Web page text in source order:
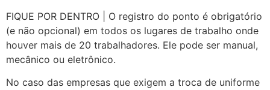
FIQUE POR DENTRO | O registro do ponto é obrigatório
(e não opcional) em todos os lugares de trabalho onde
houver mais de 20 trabalhadores. Ele pode ser manual,
mecânico ou eletrônico.
No caso das empresas que exigem a troca de uniforme